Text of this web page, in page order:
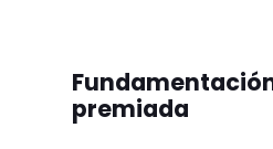
premiada